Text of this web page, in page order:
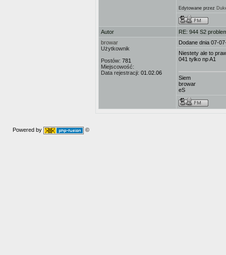
Edytowane przez
Autor
RE: 944 S2
browar
Użytkownik
Postów: 781
Miejscowość:
Data rejestracji: 01.02.06
Dodane dnia 07-
Niestety ale to
041 tylko np A1
Siem
browar
eS
Powered by ©